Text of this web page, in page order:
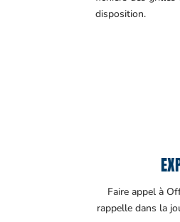
disposition.
Faire appel à
rappelle dans la